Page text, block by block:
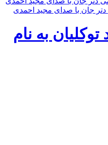
جان با صدای مجید احمدی
توکلیان به نام